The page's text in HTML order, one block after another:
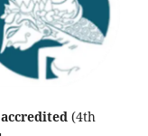
accredited (4th